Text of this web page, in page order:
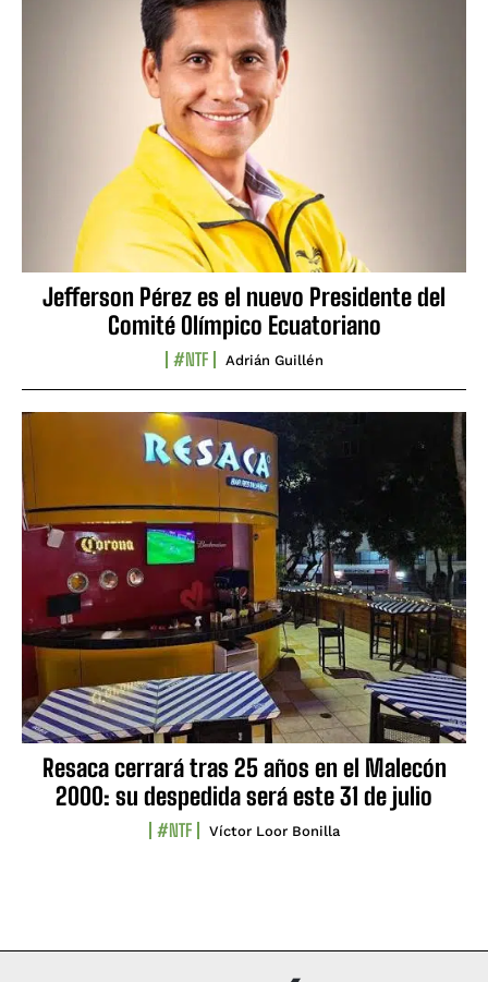
Jefferson Pérez es el nuevo Presidente del
Comité Olímpico Ecuatoriano
#NTF Adrián Guillén
Resaca cerrará tras 25 años en el Malecón
2000: su despedida será este 31 de julio
#NTF Víctor Loor Bonilla